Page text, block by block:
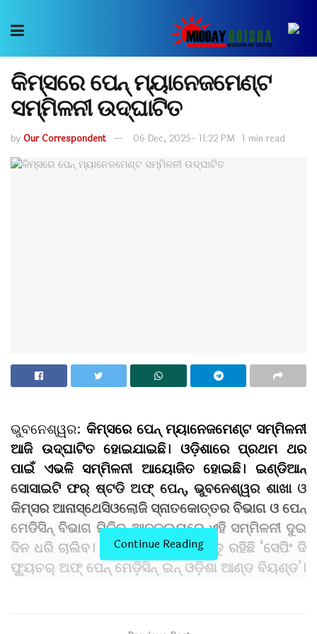
କିମ୍‍ସରେ ପେନ୍‍ ମ୍ୟାନେଜମେଣ୍ଟ
ସମ୍ମିଳନୀ ଉଦ୍‍ଘାଟିତ
by Our Correspondent 06 Dec, 2025- 11:22 PM 1 min read
ଭୁବନେଶ୍ୱର: କିମ୍‍ସରେ ପେନ୍‍ ମ୍ୟାନେଜମେଣ୍ଟ ସମ୍ମିଳନୀ
ଆଜି ଉଦ୍‍ଘାଟିତ ହୋଇଯାଇଛି। ଓଡ଼ିଶାରେ ପ୍ରଥମ ଥର
ପାଇଁ ଏଭଳି ସମ୍ମିଳନୀ ଆୟୋଜିତ ହୋଇଛି। ଇଣ୍ଡିଆନ୍‍
ସୋସାଇଟି ଫର୍‍ ଷ୍ଟଡି ଅଫ୍‍ ପେନ୍‍,ଭୁବନେଶ୍ୱର ଶାଖା ଓ
କିମ୍‍ସର ଆନାସ୍ଥେସିଓଲୋଜି ସ୍ନାତକୋତ୍ତର ବିଭାଗ ଓ ପେନ୍‍
ମେଡିସିନ୍‍ ବିଭାଗ ମିଳିତ ଆନୁକୂଲ୍ୟରେ ଏହି ସମ୍ମିଳନୀ ଦୁଇ
ଦିନ ଧରି ଚାଲିବ। ସମ୍ମିଳନୀର ବିଷୟବସ୍ତୁ ରହିଛି ‘ସେପିଂ ଦି
ଫ୍ୟୁଚର୍‍ ଅଫ୍‍ ପେନ୍‍ ମେଡ଼ିସିନ୍‍ ଇନ୍‍ ଓଡ଼ିଶା ଆଣ୍ଡ ବିୟଣ୍ଡ’।
Continue Reading